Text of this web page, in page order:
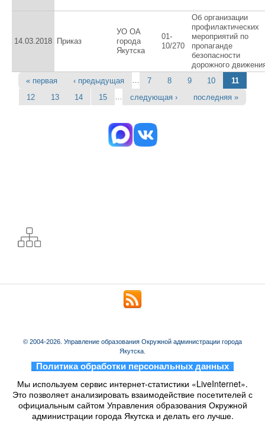
14.03.2018 Приказ
УО ОА
города
Якутска
01-
10/270
Об организации
профилактических
мероприятий по
пропаганде
безопасности
дорожного
Страницы
« первая ‹ предыдущая 7 8 9 10
11
12
13 14 15 следующая › последняя »
© 2004-2026. Управление образования Окружной администрации города
Якутска.
Политика обработки персональных данных
Мы используем сервис интернет-статистики «LiveInternet».
Это позволяет анализировать взаимодействие посетителей с
официальным сайтом Управления образования Окружной
администрации города Якутска и делать его лучше.